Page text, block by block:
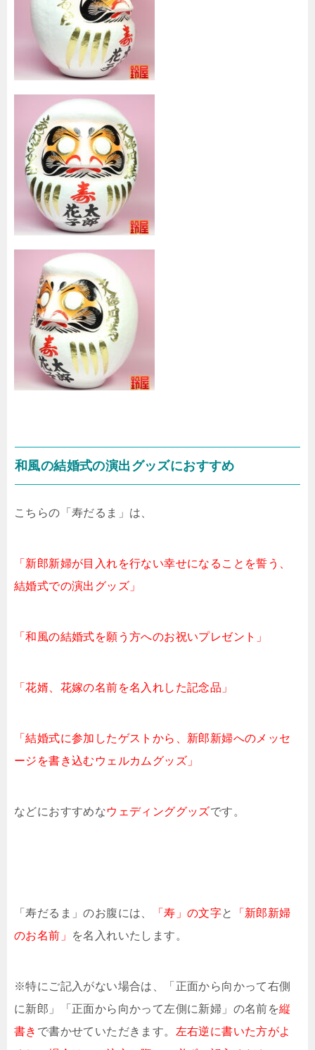
和風の結婚式の演出グッズにおすすめ
こちらの「寿だるま」は、
「新郎新婦が目入れを行ない幸せになることを誓う、
結婚式での演出グッズ」
「和風の結婚式を願う方へのお祝いプレゼント」
「花婿、花嫁の名前を名入れした記念品」
「結婚式に参加したゲストから、新郎新婦へのメッセ
ージを書き込むウェルカムグッズ」
などにおすすめなウェディンググッズです。
「寿だるま」のお腹には、 「寿」の文字と
「新郎新婦
のお名前」
を名入れいたします。
※特にご記入がない場合は、「正面から向かって右側
に新郎」「正面から向かって左側に新婦」の名前を縦
書き で書かせていただきます。 左右逆に書いた方がよ